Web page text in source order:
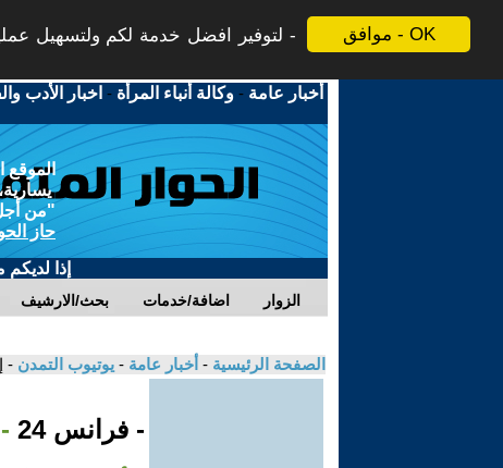
موافق - OK
لتوفير افضل خدمة لكم ولتسهيل
أخبار عامة -وكالة أنباء المرأة - اخبار الأدب
"من
حاز
إذا
بحث/الارشيف اضافة/خدمات الزوار
الصفحة الرئيسية - أخبار عامة - يوتيوب التمدن -
- فرانس 24